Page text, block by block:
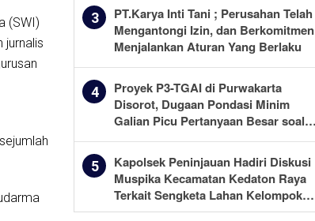
(SWI)
jurnalis
3
PT.Karya Inti Tani ; Perusahan Telah
Mengantongi Izin, dan Berkomitmen
Menjalankan Aturan Yang Berlaku
4
Proyek P3-TGAI di Purwakarta
Disorot, Dugaan Pondasi Minim
Galian Picu Pertanyaan Besar soal
Pengawasan
5
Kapolsek Peninjauan Hadiri Diskusi
Muspika Kecamatan Kedaton Raya
Terkait Sengketa Lahan Kelompok
Tani Dengan PT. GNS